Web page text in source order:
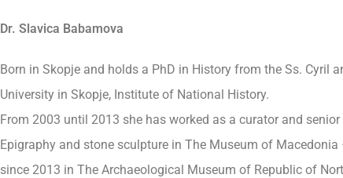
Dr. Slavica Babamova
Born in Skopje and holds a PhD in History from the Ss. Cyril
University in Skopje, Institute of National History.
From 2003 until 2013 she has worked as a curator and
Epigraphy and stone sculpture in The Museum of Macedonia
since 2013 in The Archaeological Museum of Republic of